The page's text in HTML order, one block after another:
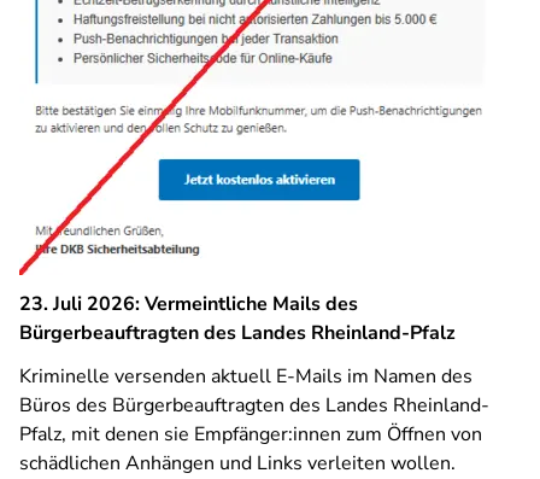
23. Juli 2026: Vermeintliche Mails des
Bürgerbeauftragten des Landes Rheinland-Pfalz
Kriminelle versenden aktuell E-Mails im Namen des
Büros des Bürgerbeauftragten des Landes Rheinland-
Pfalz, mit denen sie Empfänger:innen zum Öffnen von
schädlichen Anhängen und Links verleiten wollen.